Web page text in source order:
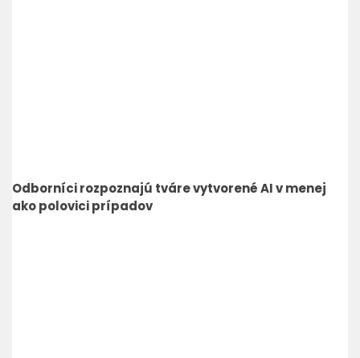
Odborníci rozpoznajú tváre vytvorené AI v menej
ako polovici prípadov